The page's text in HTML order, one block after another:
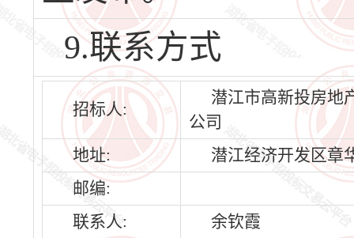
9.联系方式
招标人:
潜江市高新投房地
公司
地址:
潜江经济开发区章
邮编:
联系人:
余钦霞